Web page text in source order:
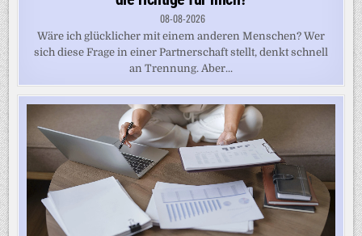
08-08-2026
Wäre ich glücklicher mit einem anderen Menschen? Wer
sich diese Frage in einer Partnerschaft stellt, denkt schnell
an Trennung. Aber...